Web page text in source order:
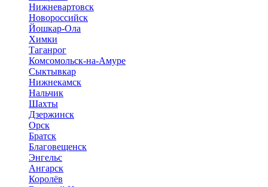
Нижневартовск
Новороссийск
Йошкар-Ола
Химки
Таганрог
Комсомольск-на-Амуре
Сыктывкар
Нижнекамск
Нальчик
Шахты
Дзержинск
Орск
Братск
Благовещенск
Энгельс
Ангарск
Королёв